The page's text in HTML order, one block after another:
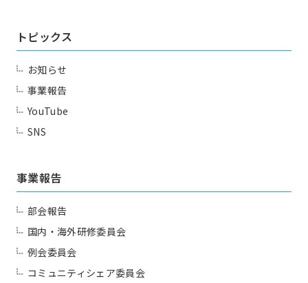
お問い合わせ
トピックス
お知らせ
事業報告
YouTube
SNS
事業報告
部会報告
国内・海外研修委員会
例会委員会
コミュニティシェア委員会